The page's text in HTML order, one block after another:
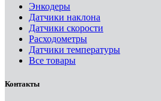
Энкодеры
Датчики наклона
Датчики скорости
Расходометры
Датчики температуры
Все товары
Контакты